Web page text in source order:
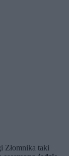
Złomnika taki